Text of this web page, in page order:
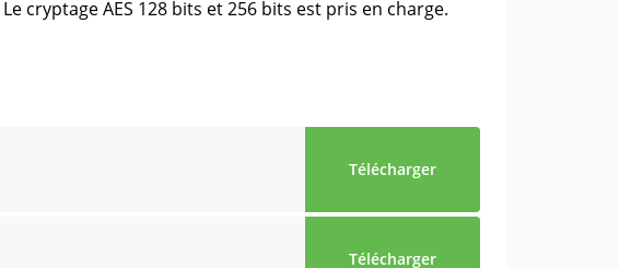
cryptage AES 128 bits et 256 bits est pris en charge.
Télécharger
Télécharger